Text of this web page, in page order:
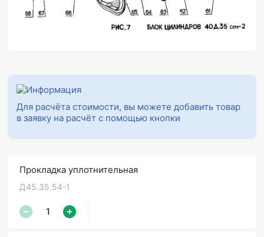
Для расчёта стоимости, вы можете добавить товар
в заявку на расчёт с помощью кнопки
Прокладка уплотнительная
Д45.35.54-1